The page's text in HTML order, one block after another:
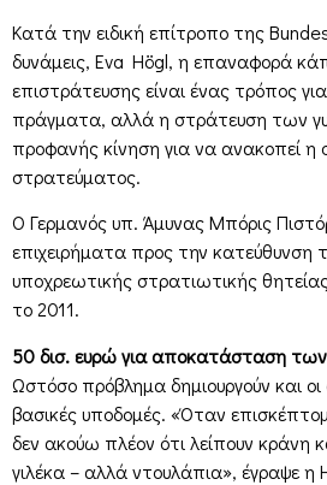
Κατά την ειδική επίτροπο της
δυνάμεις, Eva Högl, η επαναφορά
επιστράτευσης είναι ένας τρόπος
πράγματα, αλλά η στράτευση των
προφανής κίνηση για να ανακοπεί η
στρατεύματος.
Ο Γερμανός υπ. Άμυνας Μπόρις
επιχειρήματα προς την
υποχρεωτικής στρατιωτικής
το 2011.
50 δισ. ευρώ για αποκατάσταση
Ωστόσο πρόβλημα δημιουργούν και οι
βασικές υποδομές. «Όταν
δεν ακούω πλέον ότι λείπουν κράνη
γιλέκα – αλλά ντουλάπια», έγραψε η